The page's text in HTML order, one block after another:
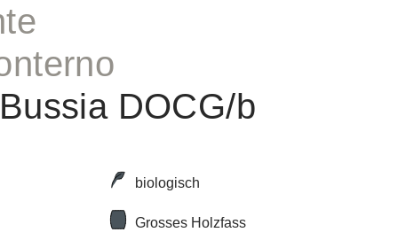
DOCG/b
biologisch
Grosses Holzfass